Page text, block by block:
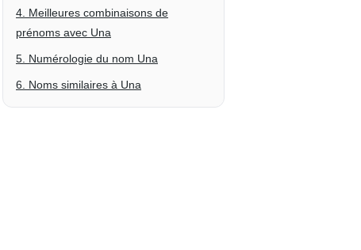
4. Meilleures combinaisons de
prénoms avec Una
5. Numérologie du nom Una
6. Noms similaires à Una